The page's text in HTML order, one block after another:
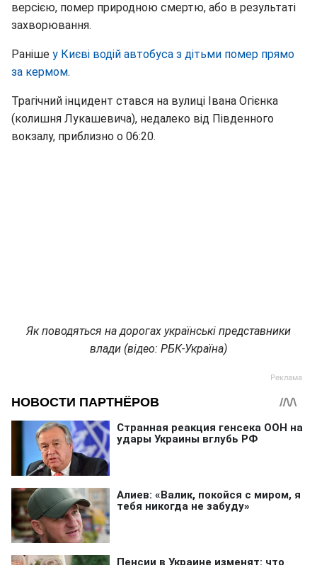
версією, помер природною смертю, або в результаті
захворювання.
Раніше у Києві водій автобуса з дітьми помер прямо
за кермом.
Трагічний інцидент стався на вулиці Івана Огієнка
(колишня Лукашевича), недалеко від Південного
вокзалу, приблизно о 06:20.
Як поводяться на дорогах українські представники
влади (відео: РБК-Україна)